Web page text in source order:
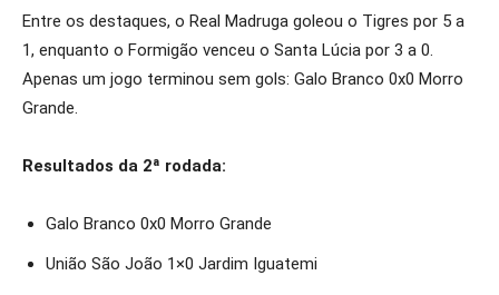
Entre os destaques, o Real Madruga goleou o Tigres por 5 a
1, enquanto o Formigão venceu o Santa Lúcia por 3 a 0.
Apenas um jogo terminou sem gols: Galo Branco 0x0 Morro
Grande.
Resultados da 2ª rodada:
Galo Branco 0x0 Morro Grande
União São João 1×0 Jardim Iguatemi